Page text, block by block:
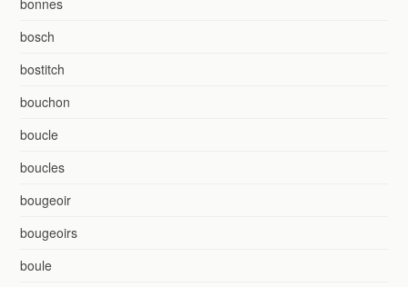
bosch
bostitch
bouchon
boucle
boucles
bougeoir
bougeoirs
boule